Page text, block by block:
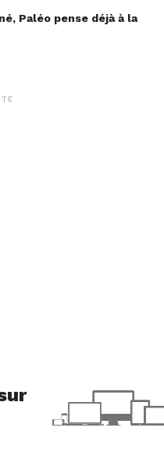
Paléo pense déjà à la